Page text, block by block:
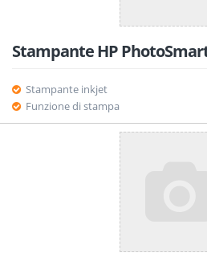
Stampante HP
Stampante inkjet
Funzione di stampa